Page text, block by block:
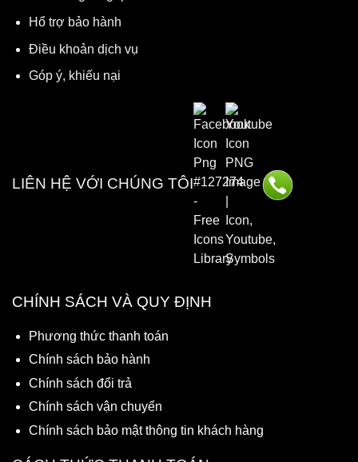
Hổ trợ bảo hành
Điều khoản dịch vụ
Góp ý, khiếu nại
LIÊN HỆ VỚI CHÚNG TÔI
CHÍNH SÁCH VÀ QUY ĐỊNH
Phương thức thanh toán
Chính sách bảo hành
Chính sách đổi trả
Chính sách vận chuyển
Chính sách bảo mật thông tin khách hàng